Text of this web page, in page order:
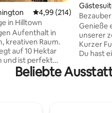
Durchschnittliche
4,99 (214)
in Hilltown
Aufenthalt in
kreativen Raum.
auf 10 Hektar
und ist perfekt
zu
wie MASS MoCA,
der Nähe
Genieße
unserer
Kurzer
Du hast
Beliebte